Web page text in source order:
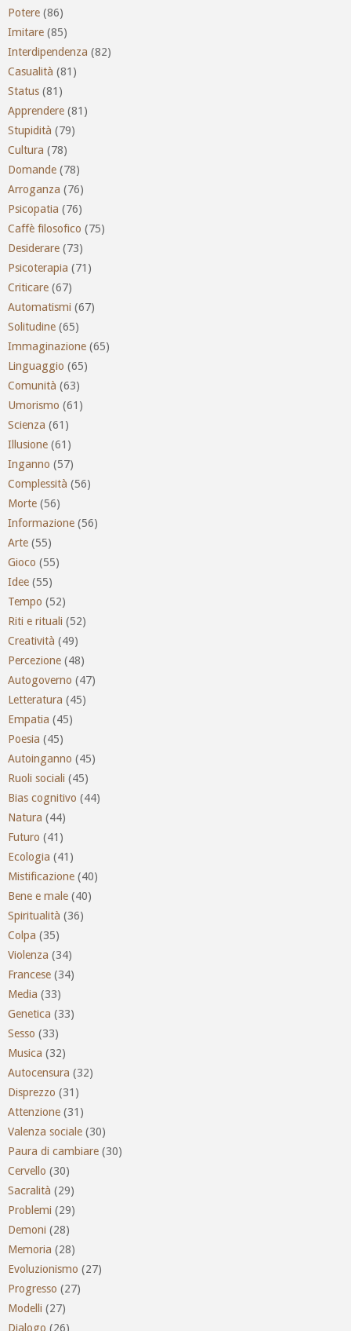
Potere (86)
Imitare (85)
Interdipendenza (82)
Casualità (81)
Status (81)
Apprendere (81)
Stupidità (79)
Cultura (78)
Domande (78)
Arroganza (76)
Psicopatia (76)
Caffè filosofico (75)
Desiderare (73)
Psicoterapia (71)
Criticare (67)
Automatismi (67)
Solitudine (65)
Immaginazione (65)
Linguaggio (65)
Comunità (63)
Umorismo (61)
Scienza (61)
Illusione (61)
Inganno (57)
Complessità (56)
Morte (56)
Informazione (56)
Arte (55)
Gioco (55)
Idee (55)
Tempo (52)
Riti e rituali (52)
Creatività (49)
Percezione (48)
Autogoverno (47)
Letteratura (45)
Empatia (45)
Poesia (45)
Autoinganno (45)
Ruoli sociali (45)
Bias cognitivo (44)
Natura (44)
Futuro (41)
Ecologia (41)
Mistificazione (40)
Bene e male (40)
Spiritualità (36)
Colpa (35)
Violenza (34)
Francese (34)
Media (33)
Genetica (33)
Sesso (33)
Musica (32)
Autocensura (32)
Disprezzo (31)
Attenzione (31)
Valenza sociale (30)
Paura di cambiare (30)
Cervello (30)
Sacralità (29)
Problemi (29)
Demoni (28)
Memoria (28)
Evoluzionismo (27)
Progresso (27)
Modelli (27)
Dialogo (26)